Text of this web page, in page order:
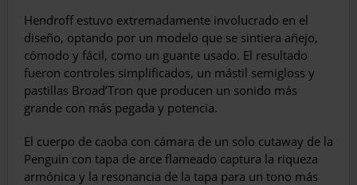
Hendroff estuvo extremadamente involucrado en el
diseño, optando por un modelo que se sintiera añejo,
cómodo y fácil, como un guante usado. El resultado
fueron controles simplificados, un mástil semigloss y
pastillas Broad’Tron que producen un sonido más
grande con más pegada y potencia.
El cuerpo de caoba con cámara de un solo cutaway de la
Penguin con tapa de arce flameado captura la riqueza
armónica y la resonancia de la tapa para un tono más